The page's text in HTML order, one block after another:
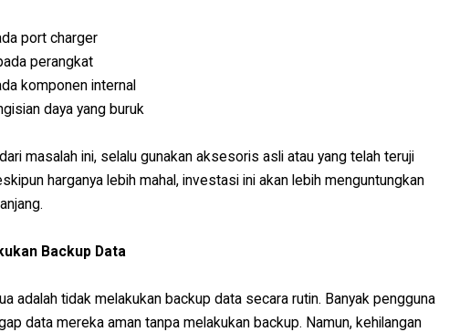
port charger
perangkat
komponen internal
daya yang buruk
masalah ini, selalu gunakan aksesoris asli atau yang telah teruji
harganya lebih mahal, investasi ini akan lebih menguntungkan
Backup Data
adalah tidak melakukan backup data secara rutin. Banyak pengguna
data mereka aman tanpa melakukan backup. Namun, kehilangan